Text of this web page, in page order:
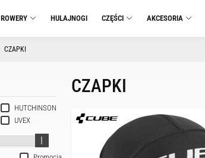
ROWERY HULAJNOGI CZĘŚCI AKCESORIA
CZAPKI
HUTCHINSON
UVEX
CZAPKI